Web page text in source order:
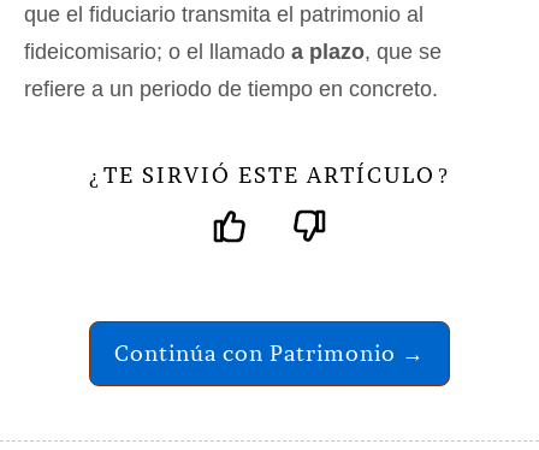
que el fiduciario transmita el patrimonio al
fideicomisario; o el llamado a plazo, que se
refiere a un periodo de tiempo en concreto.
¿ TE SIRVIÓ ESTE ARTÍCULO ?
Continúa con Patrimonio →